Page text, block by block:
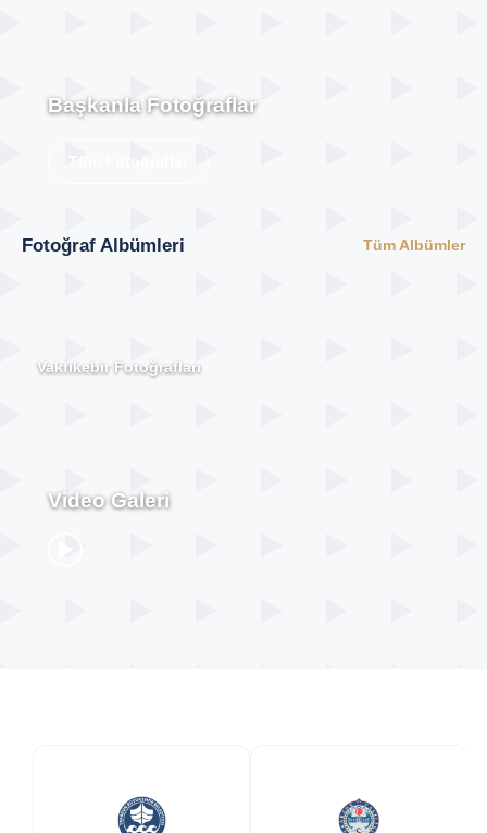
Başkanla Fotoğraflar
Fotoğraf Albümleri Tüm Albümler
Vakfıkebir Fotoğrafları
Video Galeri